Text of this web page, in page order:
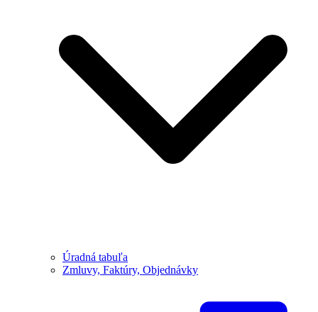
Úradná tabuľa
Zmluvy, Faktúry, Objednávky